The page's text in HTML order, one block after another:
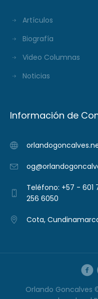
Artículos
Biografía
Video Columnas
Noticias
Información de
Teléfono: +57 - 601 757 7276
256 6050
Cota,
Orlando Goncalves